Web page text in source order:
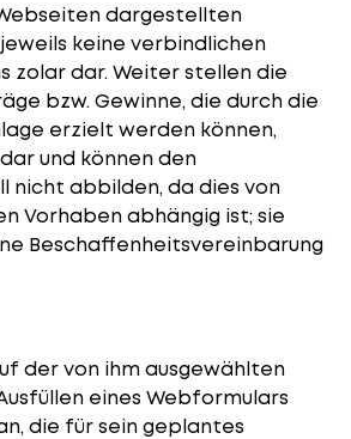
dargestellten
keine verbindlichen
zolar dar. Weiter stellen die
bzw. Gewinne, die durch die
erzielt werden können,
und können den
nicht abbilden, da dies von
Vorhaben abhängig ist; sie
Beschaffenheitsvereinbarung
der von ihm ausgewählten
eines Webformulars
die für sein geplantes